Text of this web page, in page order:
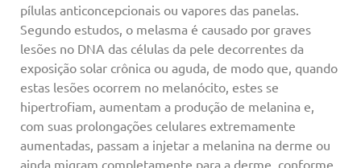
pílulas anticoncepcionais ou vapores das panelas.
Segundo estudos, o melasma é causado por graves
lesões no DNA das células da pele decorrentes da
exposição solar crônica ou aguda, de modo que, quando
estas lesões ocorrem no melanócito, estes se
hipertrofiam, aumentam a produção de melanina e,
com suas prolongações celulares extremamente
aumentadas, passam a injetar a melanina na derme ou
ainda migram completamente para a derme, conforme